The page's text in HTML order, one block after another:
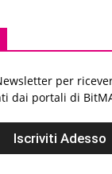
per
dai portali di